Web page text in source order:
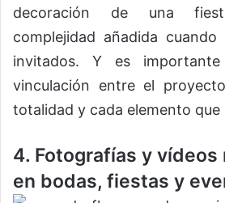
decoración de una
complejidad añadida
invitados. Y es
vinculación entre el
totalidad y cada elemento que
4. Fotografías y vídeos
en bodas, fiestas y